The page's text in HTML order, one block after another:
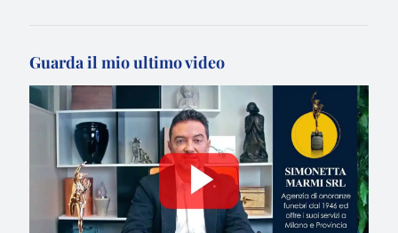
Guarda il mio ultimo video